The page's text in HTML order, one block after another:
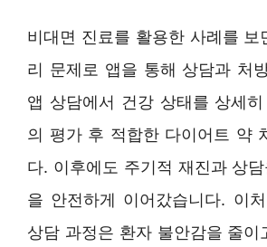
비대면 진료를 활용한 사례를 보
리 문제로 앱을 통해 상담과 처
앱 상담에서 건강 상태를 상세
의 평가 후 적합한 다이어트 약
다. 이후에도 주기적 재진과 상
을 안전하게 이어갔습니다. 이
상담 과정은 환자 불안감을 줄이